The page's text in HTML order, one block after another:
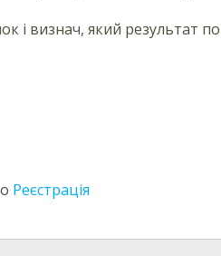
і визнач, який результат
Реєстрація